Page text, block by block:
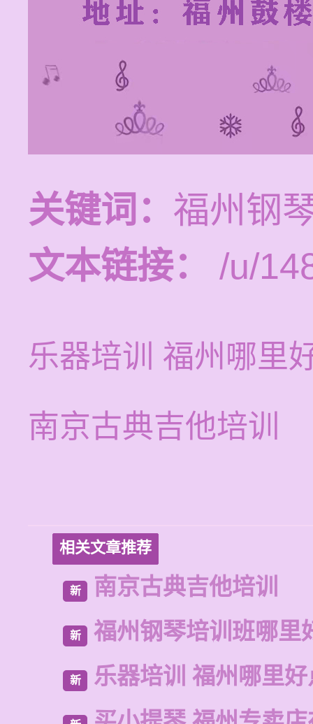
关键词： 福州钢
文本链接：
/u/
乐器培训 福州哪里
南京古典吉他培训
相关文章推荐
新 南京古典吉他培训
新 福州钢琴培训班哪里
新 乐器培训 福州哪里